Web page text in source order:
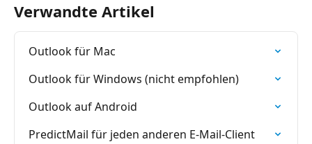
Verwandte Artikel
Outlook für Mac
Outlook für Windows (nicht empfohlen)
Outlook auf Android
PredictMail für jeden anderen E-Mail-Client